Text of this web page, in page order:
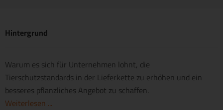
Hintergrund
Warum es sich für Unternehmen lohnt, die
Tierschutzstandards in der Lieferkette zu erhöhen und ein
besseres pflanzliches Angebot zu schaffen.
Weiterlesen ...